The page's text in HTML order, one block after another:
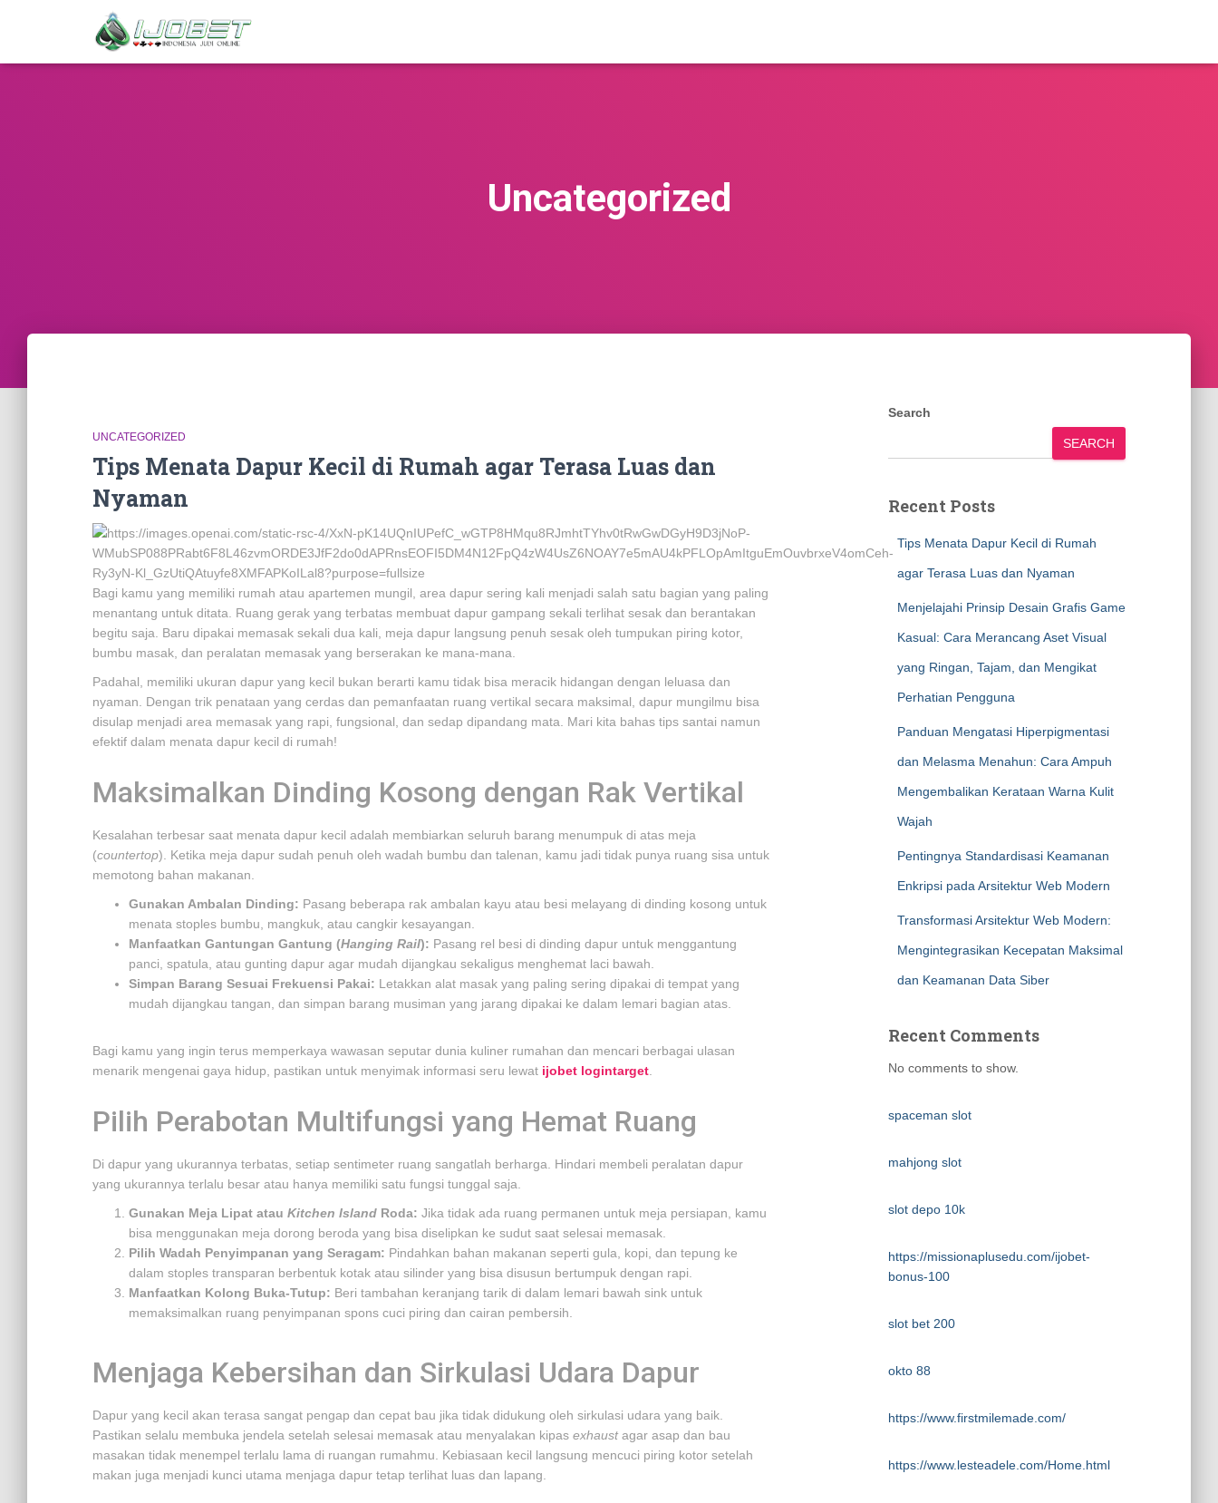
Uncategorized
UNCATEGORIZED
Tips Menata Dapur Kecil di Rumah agar Terasa Luas dan
Nyaman
Bagi kamu yang memiliki rumah atau apartemen mungil, area dapur sering kali menjadi salah satu bagian yang paling
menantang untuk ditata. Ruang gerak yang terbatas membuat dapur gampang sekali terlihat sesak dan berantakan
begitu saja. Baru dipakai memasak sekali dua kali, meja dapur langsung penuh sesak oleh tumpukan piring kotor,
bumbu masak, dan peralatan memasak yang berserakan ke mana-mana.
Padahal, memiliki ukuran dapur yang kecil bukan berarti kamu tidak bisa meracik hidangan dengan leluasa dan
nyaman. Dengan trik penataan yang cerdas dan pemanfaatan ruang vertikal secara maksimal, dapur mungilmu bisa
disulap menjadi area memasak yang rapi, fungsional, dan sedap dipandang mata. Mari kita bahas tips santai namun
efektif dalam menata dapur kecil di rumah!
Maksimalkan Dinding Kosong dengan Rak Vertikal
Kesalahan terbesar saat menata dapur kecil adalah membiarkan seluruh barang menumpuk di atas meja
(countertop). Ketika meja dapur sudah penuh oleh wadah bumbu dan talenan, kamu jadi tidak punya ruang sisa untuk
memotong bahan makanan.
Gunakan Ambalan Dinding: Pasang beberapa rak ambalan kayu atau besi melayang di dinding kosong untuk
menata stoples bumbu, mangkuk, atau cangkir kesayangan.
Manfaatkan Gantungan Gantung (Hanging Rail): Pasang rel besi di dinding dapur untuk menggantung
panci, spatula, atau gunting dapur agar mudah dijangkau sekaligus menghemat laci bawah.
Simpan Barang Sesuai Frekuensi Pakai: Letakkan alat masak yang paling sering dipakai di tempat yang
mudah dijangkau tangan, dan simpan barang musiman yang jarang dipakai ke dalam lemari bagian atas.
Bagi kamu yang ingin terus memperkaya wawasan seputar dunia kuliner rumahan dan mencari berbagai ulasan
menarik mengenai gaya hidup, pastikan untuk menyimak informasi seru lewat ijobet logintarget
Pilih Perabotan Multifungsi yang Hemat Ruang
Di dapur yang ukurannya terbatas, setiap sentimeter ruang sangatlah berharga. Hindari membeli peralatan dapur
yang ukurannya terlalu besar atau hanya memiliki satu fungsi tunggal saja.
Gunakan Meja Lipat atau Kitchen Island Roda: Jika tidak ada ruang permanen untuk meja persiapan, kamu
bisa menggunakan meja dorong beroda yang bisa diselipkan ke sudut saat selesai memasak.
Pilih Wadah Penyimpanan yang Seragam: Pindahkan bahan makanan seperti gula, kopi, dan tepung ke
dalam stoples transparan berbentuk kotak atau silinder yang bisa disusun bertumpuk dengan rapi.
Manfaatkan Kolong Buka-Tutup: Beri tambahan keranjang tarik di dalam lemari bawah sink untuk
memaksimalkan ruang penyimpanan spons cuci piring dan cairan pembersih.
Menjaga Kebersihan dan Sirkulasi Udara Dapur
Dapur yang kecil akan terasa sangat pengap dan cepat bau jika tidak didukung oleh sirkulasi udara yang baik.
Pastikan selalu membuka jendela setelah selesai memasak atau menyalakan kipas exhaustagar asap dan bau
masakan tidak menempel terlalu lama di ruangan rumahmu. Kebiasaan kecil langsung mencuci piring kotor setelah
makan juga menjadi kunci utama menjaga dapur tetap terlihat luas dan lapang.
Search
SEARCH
Recent Posts
Tips Menata Dapur Kecil di Rumah
agar Terasa Luas dan Nyaman
Menjelajahi Prinsip Desain Grafis Game
Kasual: Cara Merancang Aset Visual
yang Ringan, Tajam, dan Mengikat
Perhatian Pengguna
Panduan Mengatasi Hiperpigmentasi
dan Melasma Menahun: Cara Ampuh
Mengembalikan Kerataan Warna Kulit
Wajah
Pentingnya Standardisasi Keamanan
Enkripsi pada Arsitektur Web Modern
Transformasi Arsitektur Web Modern:
Mengintegrasikan Kecepatan Maksimal
dan Keamanan Data Siber
Recent Comments
No comments to show.
spaceman slot
mahjong slot
slot depo 10k
https://missionaplusedu.com/ijobet-
bonus-100
slot bet 200
okto 88
https://www.firstmilemade.com/
https://www.lesteadele.com/Home.html